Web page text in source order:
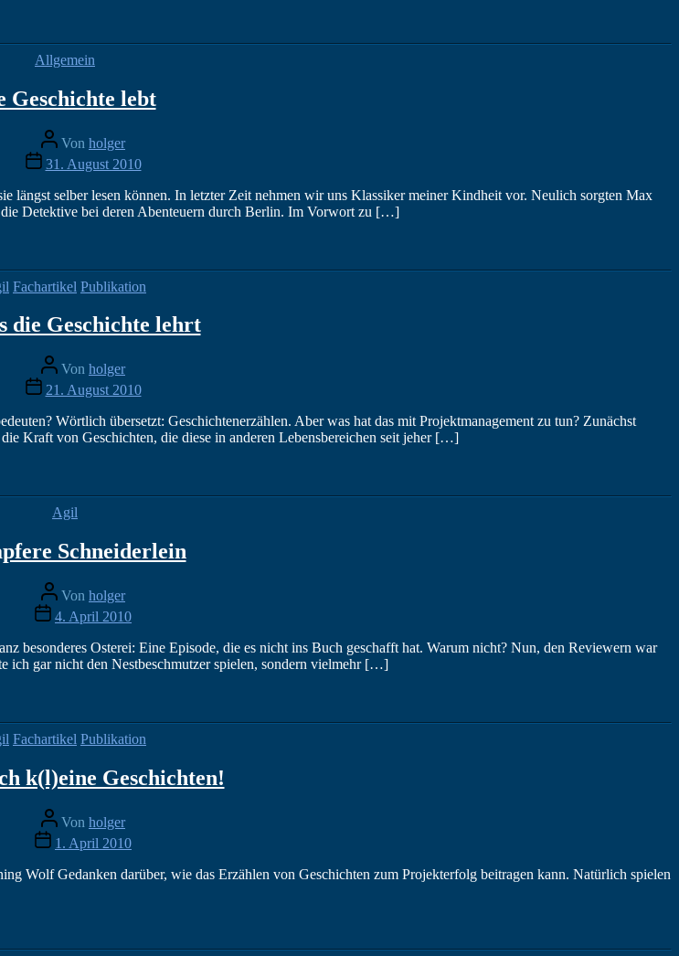
Kategorien
Allgemein
Geschichte lebt
Beitragsautor
Von holger
Veröffentlichungsdatum
31. August 2010
längst selber lesen können. In letzter Zeit nehmen wir uns Klassiker meiner Kindheit vor. Neulich sorgten Max
Detektive bei deren Abenteuern durch Berlin. Im Vorwort zu […]
Kategorien
Fachartikel Publikation
die Geschichte lehrt
Beitragsautor
Von holger
Veröffentlichungsdatum
21. August 2010
Wörtlich übersetzt: Geschichtenerzählen. Aber was hat das mit Projektmanagement zu tun? Zunächst
Kraft von Geschichten, die diese in anderen Lebensbereichen seit jeher […]
Kategorien
Agil
Schneiderlein
Beitragsautor
Von holger
Veröffentlichungsdatum
4. April 2010
besonderes Osterei: Eine Episode, die es nicht ins Buch geschafft hat. Warum nicht? Nun, den Reviewern war
ich gar nicht den Nestbeschmutzer spielen, sondern vielmehr […]
Kategorien
Fachartikel Publikation
k(l)eine Geschichten!
Beitragsautor
Von holger
Veröffentlichungsdatum
1. April 2010
Wolf Gedanken darüber, wie das Erzählen von Geschichten zum Projekterfolg beitragen kann. Natürlich spielen